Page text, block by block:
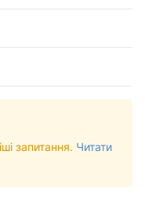
запитання. Читати